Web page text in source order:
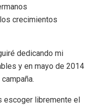
crecimientos
dedicando mi
y en mayo de 2014
escoger libremente el